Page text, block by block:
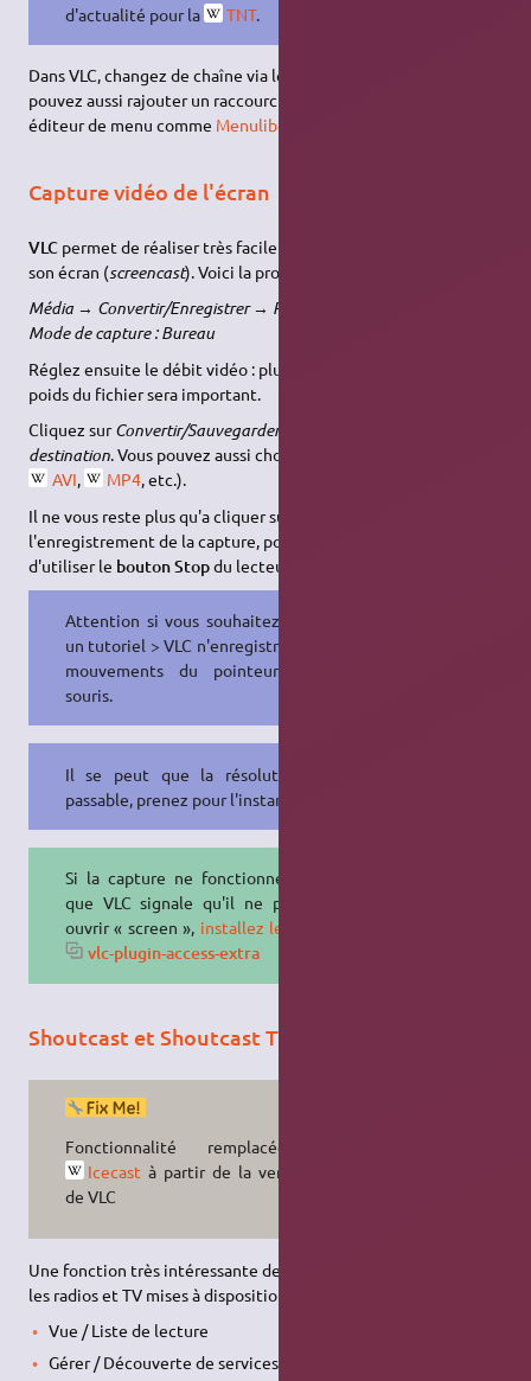
d'actualité pour la TNT.
Dans VLC, changez de chaîne via le menu « Navigation ». Vous
pouvez aussi rajouter un raccourci dans vos menus avec un
éditeur de menu comme Menulibre
Capture vidéo de l'écran
VLC permet de réaliser très facilement une
son écran (screencast). Voici la procédure:
Média → Convertir/Enregistrer→ Périphérique de capture
Mode de capture : Bureau
Réglez ensuite le débit vidéo : plus celui-ci est élevé plus le
poids du fichier sera important.
Cliquez surConvertir/Sauvegarder
destination. Vous pouvez aussi choisir
AVI, MP4, etc.).
Il ne vous reste plus qu'a cliquer sur
l'enregistrement de la capture, pour stopper celui-ci il suffit
d'utiliser le bouton Stopdu lecteur.
Attention si vous souhaitez réaliser
un tutoriel > VLC n'enregistre pas les
mouvements du pointeur de la
souris.
Il se peut que la résolution soit
passable, prenez pour l'instant l'OGG.
Si la capture ne fonctionne pas et
que VLC signale qu'il ne peut pas
ouvrir « screen », installez le paquet
vlc-plugin-access-extra
Shoutcast et Shoutcast TV
Fonctionnalité remplacée par
Icecast à partir de la version 1.1
de VLC
Une fonction très intéressante de VLC est la navigation dans
les radios et TV mises à disposition par Shoutcast :
Vue / Liste de lecture
Gérer / Découverte de services